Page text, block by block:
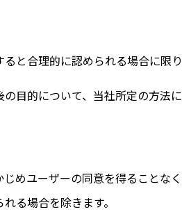
と合理的に認められる場合に限
目的について、当社所定の方法
めユーザーの同意を得ることな
る場合を除きます。